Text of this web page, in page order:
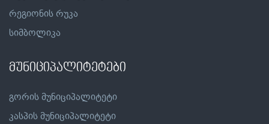
რეგიონის რუკა
სიმბოლიკა
მუნიციპალიტეტები
გორის მუნიციპალიტეტი
კასპის მუნიციპალიტეტი